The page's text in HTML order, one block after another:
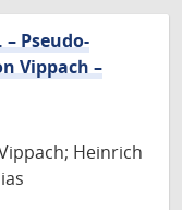
Pseudo-
Vippach –
Heinrich